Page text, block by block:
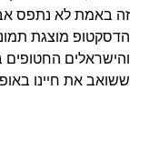
זה באמת לא נתפס
והישראלים
ששואב את חיינו